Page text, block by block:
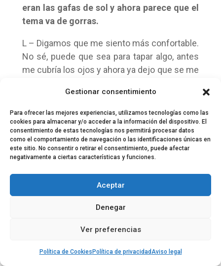
Gestionar consentimiento
Para ofrecer las mejores experiencias, utilizamos tecnologías como las
cookies para almacenar y/o acceder a la información del dispositivo. El
consentimiento de estas tecnologías nos permitirá procesar datos
como el comportamiento de navegación o las identificaciones únicas en
este sitio. No consentir o retirar el consentimiento, puede afectar
negativamente a ciertas características y funciones.
Aceptar
Denegar
Ver preferencias
Política de Cookies Política de privacidadAviso legal
eran las gafas de sol y ahora parece que el
tema va de gorras.
L – Digamos que me siento más confortable.
No sé, puede que sea para tapar algo, antes
me cubría los ojos y ahora ya dejo que se me
gorras y me moló y lo he dejado ahí.
¿Y el resto de la banda?
L – Ha sido un juego entre todos, no ha sido
una imposición ni nada, ha sido como:
ya las llevaba también y Nacho tiene una
colección de gorras bastante importante,
Y ahora “El Miedo” de la gente puede ser